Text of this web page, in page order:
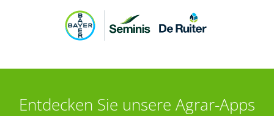
Entdecken Sie unsere Agrar-Apps